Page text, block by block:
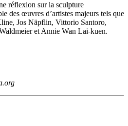
réflexion sur la sculpture
des œuvres d’artistes majeurs tels que
Jos Näpflin, Vittorio Santoro,
et Annie Wan Lai-kuen.